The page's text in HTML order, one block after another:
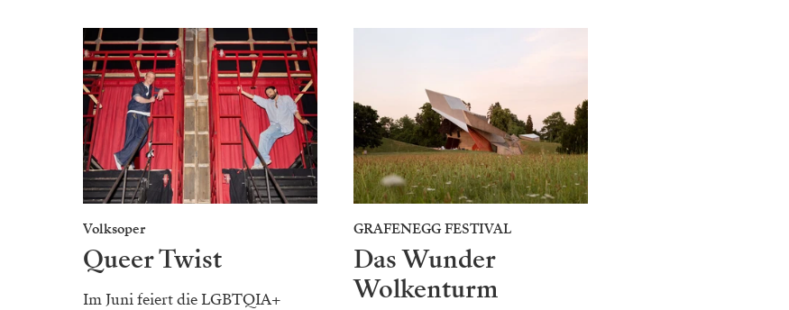
Volksoper
Queer Twist
Im Juni feiert die LGBTQIA+
GRAFENEGG FESTIVAL
Das Wunder
Wolkenturm